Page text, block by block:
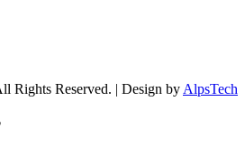
Rights Reserved. | Design by AlpsTech